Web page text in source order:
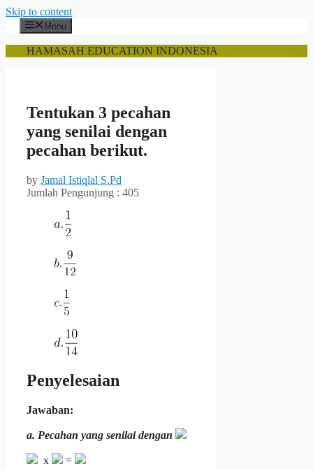
Skip to content
Menu
HAMASAH EDUCATION INDONESIA
Tentukan 3 pecahan
yang senilai dengan
pecahan berikut.
by Jamal Istiqlal S.Pd
Jumlah Pengunjung : 405
Penyelesaian
Jawaban:
a. Pecahan yang senilai dengan
x =